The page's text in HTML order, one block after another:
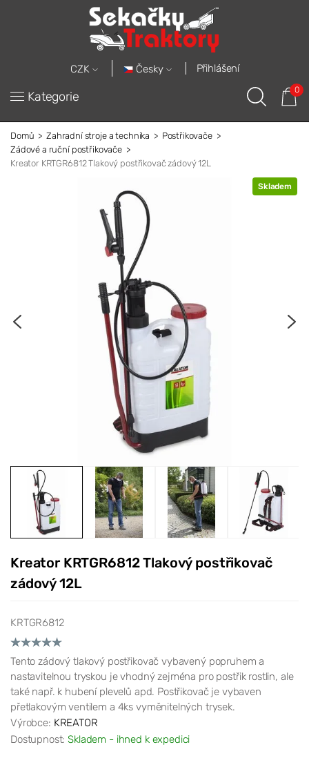
CZK Česky Přihlášení
Kategorie 0
Domů Zahradní stroje a technika
Postřikovače
Zádové a ruční postřikovače
Kreator KRTGR6812 Tlakový postřikovač zádový 12L
Skladem
Kreator KRTGR6812 Tlakový postřikovač
zádový 12L
KRTGR6812
Tento zádový tlakový postřikovač vybavený popruhem a
nastavitelnou tryskou je vhodný zejména pro postřik rostlin, ale
také např. k hubení plevelů apd. Postřikovač je vybaven
přetlakovým ventilem a 4ks vyměnitelných trysek.
Výrobce: KREATOR
Dostupnost:Skladem - ihned k expedici